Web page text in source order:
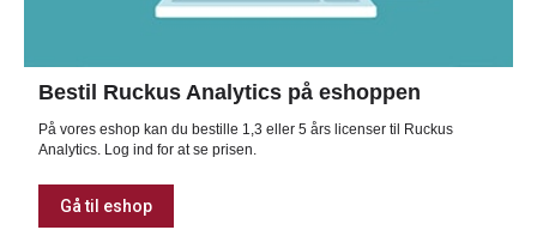
Bestil Ruckus Analytics på eshoppen
På vores eshop kan du bestille 1,3 eller 5 års licenser til Ruckus
Analytics. Log ind for at se prisen.
Gå til eshop